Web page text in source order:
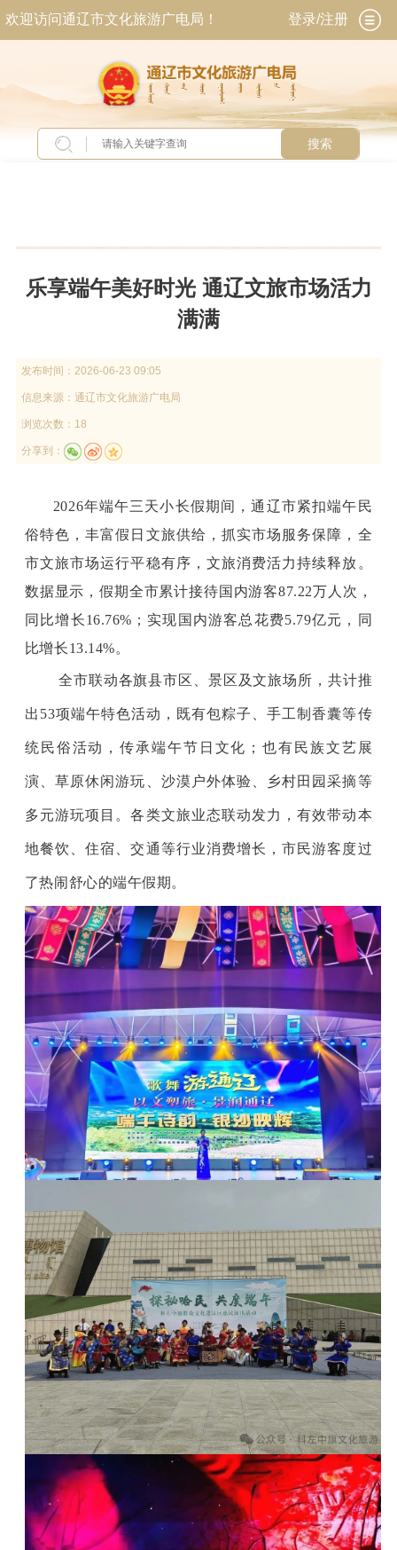
欢迎访问通辽市文化旅游广电局！ 登录/注册
搜索
乐享端午美好时光 通辽文旅市场活力
满满
发布时间： 2026-06-23 09:05
信息来源： 通辽市文化旅游广电局
浏览次数：18
分享到：
2026年端午三天小长假期间，通辽市紧扣端午民
俗特色，丰富假日文旅供给，抓实市场服务保障，全
市文旅市场运行平稳有序，文旅消费活力持续释放。
数据显示，假期全市累计接待国内游客87.22万人次，
同比增长16.76%；实现国内游客总花费5.79亿元，同
比增长13.14%。
全市联动各旗县市区、景区及文旅场所，共计推
出53项端午特色活动，既有包粽子、手工制香囊等传
统民俗活动，传承端午节日文化；也有民族文艺展
演、草原休闲游玩、沙漠户外体验、乡村田园采摘等
多元游玩项目。各类文旅业态联动发力，有效带动本
地餐饮、住宿、交通等行业消费增长，市民游客度过
了热闹舒心的端午假期。